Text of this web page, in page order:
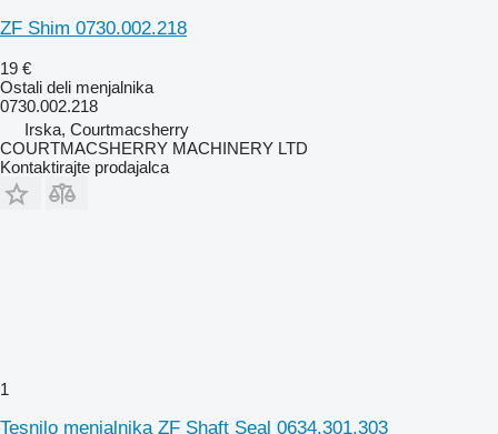
ZF Shim 0730.002.218
19 €
Ostali deli menjalnika
0730.002.218
Irska, Courtmacsherry
COURTMACSHERRY MACHINERY LTD
Kontaktirajte prodajalca
1
Tesnilo menjalnika ZF Shaft Seal 0634.301.303